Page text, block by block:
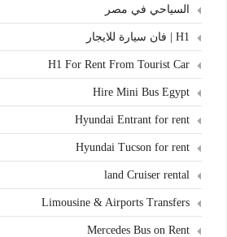
السياحي في مصر
H1 | فان سيارة للايجار
H1 For Rent From Tourist Car
Hire Mini Bus Egypt
Hyundai Entrant for rent
Hyundai Tucson for rent
land Cruiser rental
Limousine & Airports Transfers
Mercedes Bus on Rent